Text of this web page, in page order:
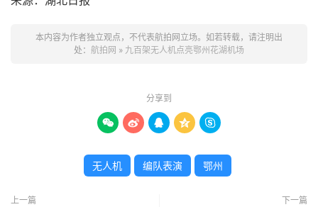
本内容为作者独立观点，不代表航拍网立场。如若转载，请注明出
处： 航拍网 » 九百架无人机点亮鄂州花湖机场
分享到
    
无人机 编队表演 鄂州
上一篇 下一篇